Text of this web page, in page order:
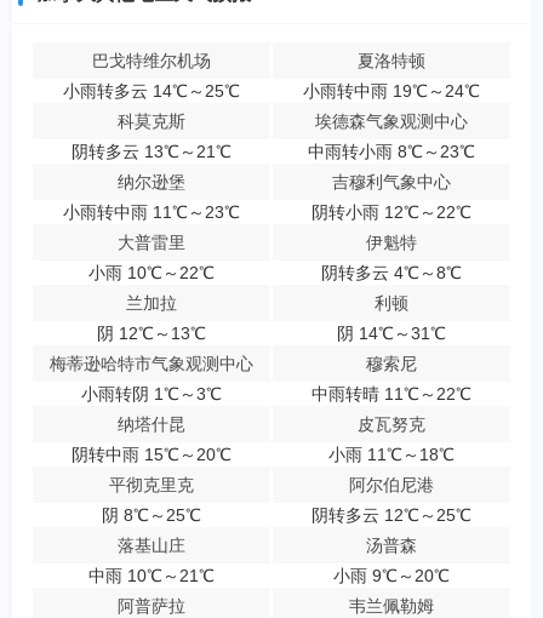
巴戈特维尔机场
小雨转多云 14℃～25℃
夏洛特顿
小雨转中雨 19℃～24℃
科莫克斯
阴转多云 13℃～21℃
埃德森气象观测中心
中雨转小雨 8℃～23℃
纳尔逊堡
小雨转中雨 11℃～23℃
吉穆利气象中心
阴转小雨 12℃～22℃
大普雷里
小雨 10℃～22℃
伊魁特
阴转多云 4℃～8℃
兰加拉
阴 12℃～13℃
利顿
阴 14℃～31℃
梅蒂逊哈特市气象观测中心
小雨转阴 1℃～3℃
穆索尼
中雨转晴 11℃～22℃
纳塔什昆
阴转中雨 15℃～20℃
皮瓦努克
小雨 11℃～18℃
平彻克里克
阴 8℃～25℃
阿尔伯尼港
阴转多云 12℃～25℃
落基山庄
中雨 10℃～21℃
汤普森
小雨 9℃～20℃
阿普萨拉
韦兰佩勒姆